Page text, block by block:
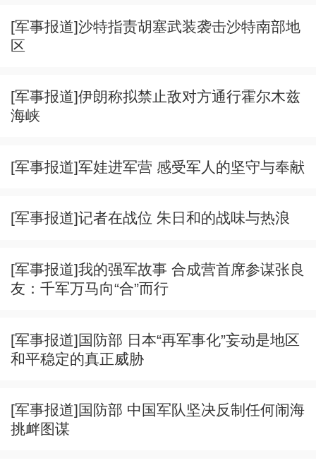
[军事报道]沙特指责胡塞武装袭击沙特南部地
区
[军事报道]伊朗称拟禁止敌对方通行霍尔木兹
海峡
[军事报道]军娃进军营 感受军人的坚守与奉献
[军事报道]记者在战位 朱日和的战味与热浪
[军事报道]我的强军故事 合成营首席参谋张良
友：千军万马向“合”而行
[军事报道]国防部 日本“再军事化”妄动是地区
和平稳定的真正威胁
[军事报道]国防部 中国军队坚决反制任何闹海
挑衅图谋